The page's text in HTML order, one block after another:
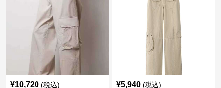
¥10,720 (税込) ¥5,940 (税込)